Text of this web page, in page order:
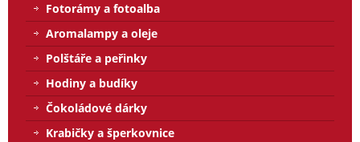
Fotorámy a fotoalba
Aromalampy a oleje
Polštáře a peřinky
Hodiny a budíky
Čokoládové dárky
Krabičky a šperkovnice